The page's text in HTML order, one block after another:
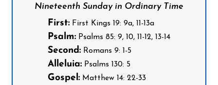
Nineteenth Sunday in Ordinary Time
First: First Kings 19: 9a, 11-13a
Psalm: Psalms 85: 9, 10, 11-12, 13-14
Second: Romans 9: 1-5
Alleluia: Psalms 130: 5
Gospel: Matthew 14: 22-33